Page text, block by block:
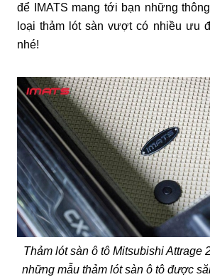
để IMATS mang tới bạn những
loại thảm lót sàn vượt có nhiều ưu
nhé!
Thảm lót sàn ô tô Mitsubishi Attrage
những mẫu thảm lót sàn ô tô được